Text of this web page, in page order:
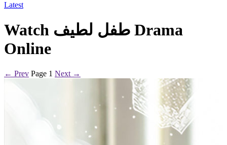
Latest
Watch طفل لطيف Drama
Online
← Prev Page 1 Next →